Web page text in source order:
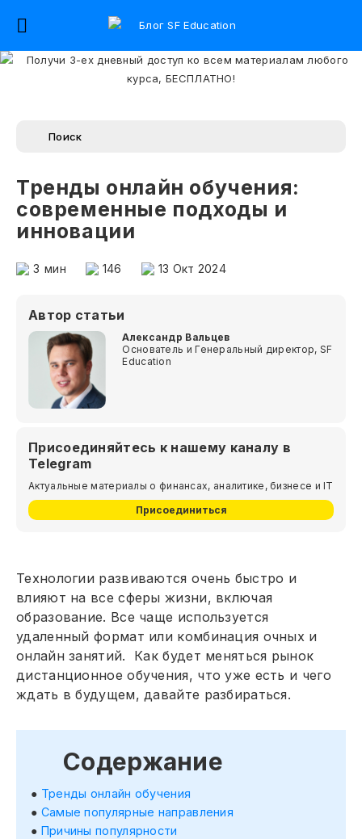
Тренды онлайн обучения:
современные подходы и
инновации
3 мин 146 13 Окт 2024
Автор статьи
Александр Вальцев
Основатель и Генеральный директор, SF
Education
Присоединяйтесь к нашему каналу в
Telegram
Актуальные материалы о финансах, аналитике, бизнесе и IT
Присоединиться
Технологии развиваются очень быстро и
влияют на все сферы жизни, включая
образование. Все чаще используется
удаленный формат или комбинация очных и
онлайн занятий. Как будет меняться рынок
дистанционное обучения, что уже есть и чего
ждать в будущем, давайте разбираться.
Содержание
Тренды онлайн обучения
Самые популярные направления
Причины популярности